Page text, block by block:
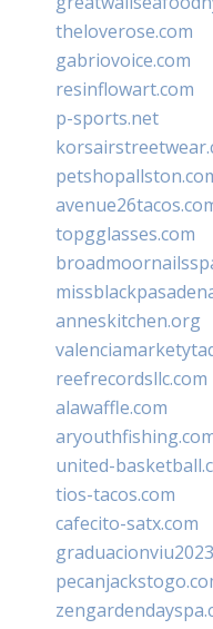
theloverose.com
gabriovoice.com
resinflowart.com
p-sports.net
topgglasses.com
anneskitchen.org
reefrecordsllc.com
alawaffle.com
united-
tios-tacos.com
cafecito-satx.com